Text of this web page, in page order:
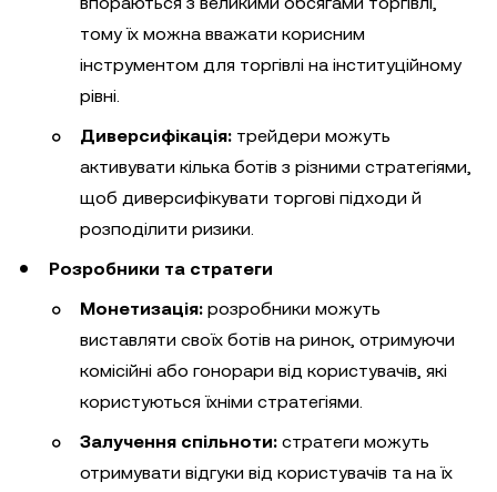
тому їх можна вважати корисним
інструментом для торгівлі на інституційному
рівні.
Диверсифікація: трейдери можуть
активувати кілька ботів з різними стратегіями,
щоб диверсифікувати торгові підходи й
розподілити ризики.
Розробники та стратеги
Монетизація: розробники можуть
виставляти своїх ботів на ринок, отримуючи
комісійні або гонорари від користувачів, які
користуються їхніми стратегіями.
Залучення спільноти: стратеги можуть
отримувати відгуки від користувачів та на їх